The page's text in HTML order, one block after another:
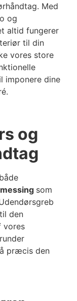
. Med
og
altid fungerer
til din
vores store
imponere dine
og
som
sgreb
den
vores
præcis den